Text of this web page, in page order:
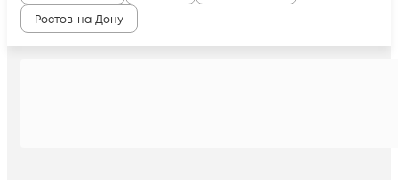
Ростов-на-Дону